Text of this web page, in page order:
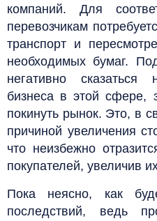
компаний. Для
перевозчикам
транспорт и
необходимых бумаг.
негативно
бизнеса в этой сфере,
покинуть рынок. Это, в
причиной увеличения
что неизбежно
покупателей, увеличив
Пока неясно, как
последствий, ведь